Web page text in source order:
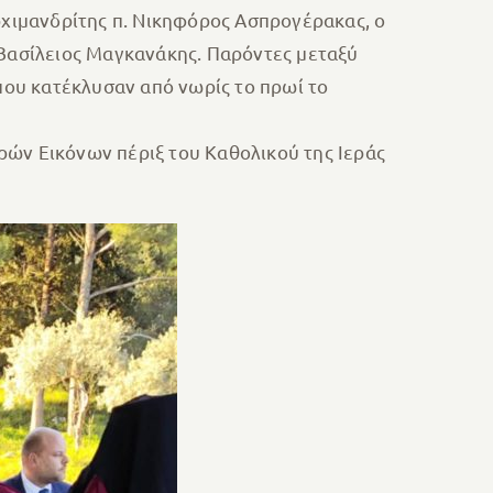
π. Νικηφόρος Ασπρογέρακας, ο
Μαγκανάκης. Παρόντες μεταξύ
κατέκλυσαν από νωρίς το πρωί το
Εικόνων πέριξ του Καθολικού της Ιεράς